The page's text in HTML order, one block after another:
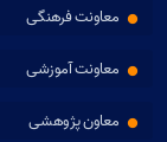
معاونت فرهنگی
معاونت آموزشی
معاون پژوهشی